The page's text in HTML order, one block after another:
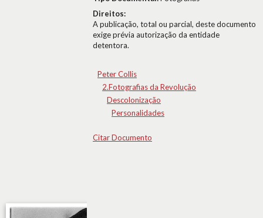
Direitos:
A publicação, total ou parcial, deste documento
exige prévia autorização da entidade
detentora.
Peter Collis
2.Fotografias da Revolução
Descolonização
Personalidades
Citar Documento